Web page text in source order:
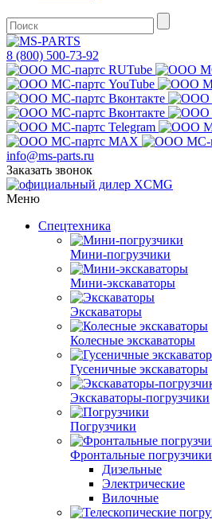
8 (800) 500-73-92
info@ms-parts.ru
Заказать звонок
Меню
Спецтехника
Мини-погрузчики
Мини-экскаваторы
Экскаваторы
Колесные экскаваторы
Гусеничные экскаваторы
Экскаваторы-погрузчики
Погрузчики
Фронтальные погрузчики
Дизельные
Электрические
Вилочные